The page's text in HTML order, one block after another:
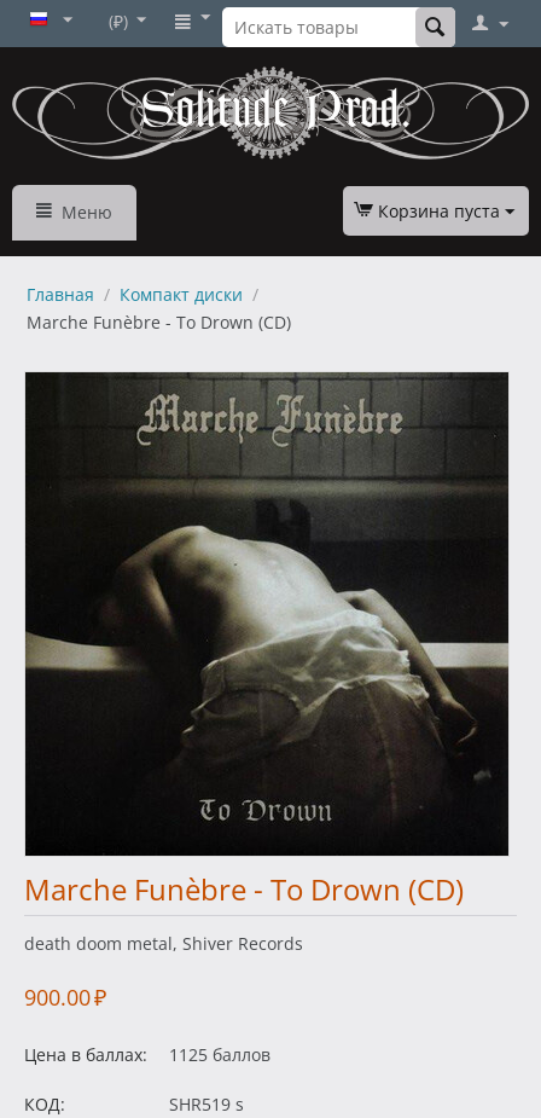
(₽)
Меню Корзина пуста
Главная / Компакт диски /
Marche Funèbre - To Drown (CD)
Marche Funèbre - To Drown (CD)
death doom metal, Shiver Records
900.00₽
Цена в баллах: 1125 баллов
КОД:
SHR519 s